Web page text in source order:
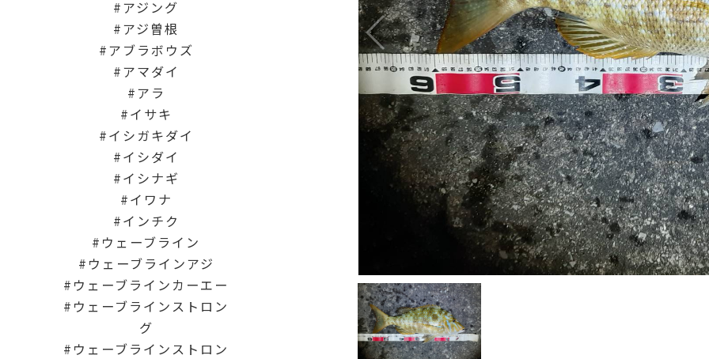
アジング
アジ曽根
アブラボウズ
アマダイ
アラ
イサキ
イシガキダイ
イシダイ
イシナギ
イワナ
インチク
ウェーブライン
ウェーブラインアジ
ウェーブラインカーエー
ウェーブラインストロン
グ
ウェーブラインストロン